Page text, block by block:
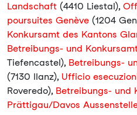
Landschaft (4410 Liestal),
poursuites Genève (1204
Konkursamt des Kantons
Betreibungs- und
Tiefencastel), Betreibungs-
(7130 Ilanz), Ufficio
Roveredo), Betreibungs- und
Prättigau/Davos